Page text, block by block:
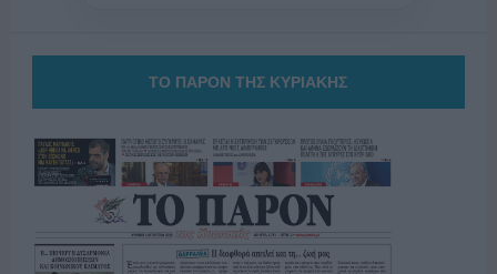
ΤΟ ΠΑΡΟΝ ΤΗΣ ΚΥΡΙΑΚΗΣ